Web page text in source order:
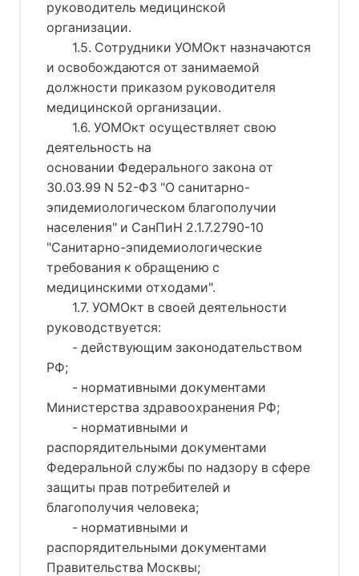
руководитель медицинской
организации.
1.5. Сотрудники УОМОкт назначаются
и освобождаются от занимаемой
должности приказом руководителя
медицинской организации.
1.6. УОМОкт осуществляет свою
деятельность на
основании Федерального закона от
30.03.99 N 52-ФЗ "О санитарно-
эпидемиологическом благополучии
населения" и СанПиН 2.1.7.2790-10
"Санитарно-эпидемиологические
требования к обращению с
медицинскими отходами".
1.7. УОМОкт в своей деятельности
руководствуется:
- действующим законодательством
РФ;
- нормативными документами
Министерства здравоохранения РФ;
- нормативными и
распорядительными документами
Федеральной службы по надзору в сфере
защиты прав потребителей и
благополучия человека;
- нормативными и
распорядительными документами
Правительства Москвы;